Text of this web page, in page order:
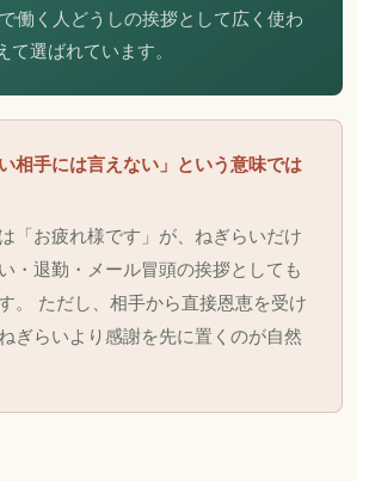
働く人どうしの挨拶として広く使わ
て選ばれています。
相手には言えない」という意味では
「お疲れ様です」が、ねぎらいだけ
・退勤・メール冒頭の挨拶としても
。 ただし、相手から直接恩恵を受け
ぎらいより感謝を先に置くのが自然